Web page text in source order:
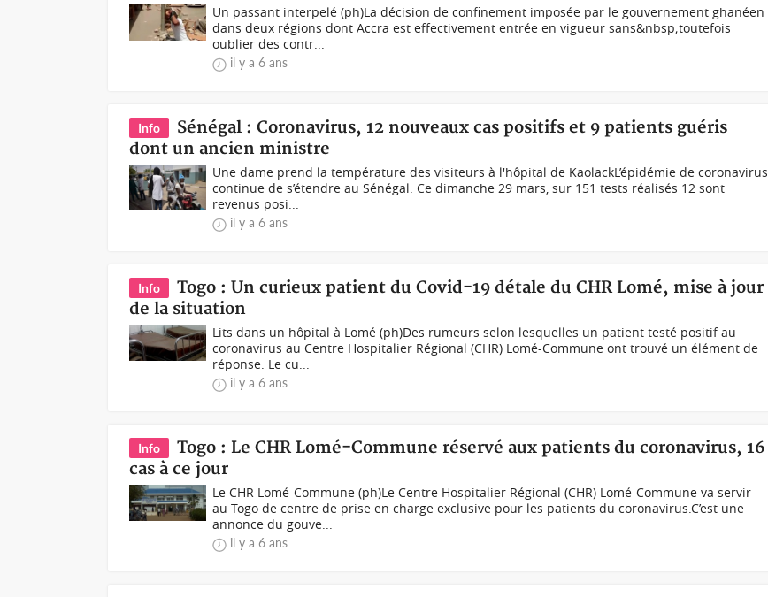
Un passant interpelé (ph)La décision de confinement imposée par le gouvernement ghanéen
dans deux régions dont Accra est effectivement entrée en vigueur sans&nbsp;toutefois
oublier des contr...
il y a 6 ans
Info
Sénégal : Coronavirus, 12 nouveaux cas positifs et 9 patients guéris
dont un ancien ministre
Une dame prend la température des visiteurs à l'hôpital de KaolackL’épidémie de coronavirus
continue de s’étendre au Sénégal. Ce dimanche 29 mars, sur 151 tests réalisés 12 sont
revenus posi...
il y a 6 ans
Info
Togo : Un curieux patient du Covid-19 détale du CHR Lomé, mise à jour
de la situation
Lits dans un hôpital à Lomé (ph)Des rumeurs selon lesquelles un patient testé positif au
coronavirus au Centre Hospitalier Régional (CHR) Lomé-Commune ont trouvé un élément de
réponse. Le cu...
il y a 6 ans
Info
Togo : Le CHR Lomé-Commune réservé aux patients du coronavirus, 16
cas à ce jour
Le CHR Lomé-Commune (ph)Le Centre Hospitalier Régional (CHR) Lomé-Commune va servir
au Togo de centre de prise en charge exclusive pour les patients du coronavirus.C’est une
annonce du gouve...
il y a 6 ans